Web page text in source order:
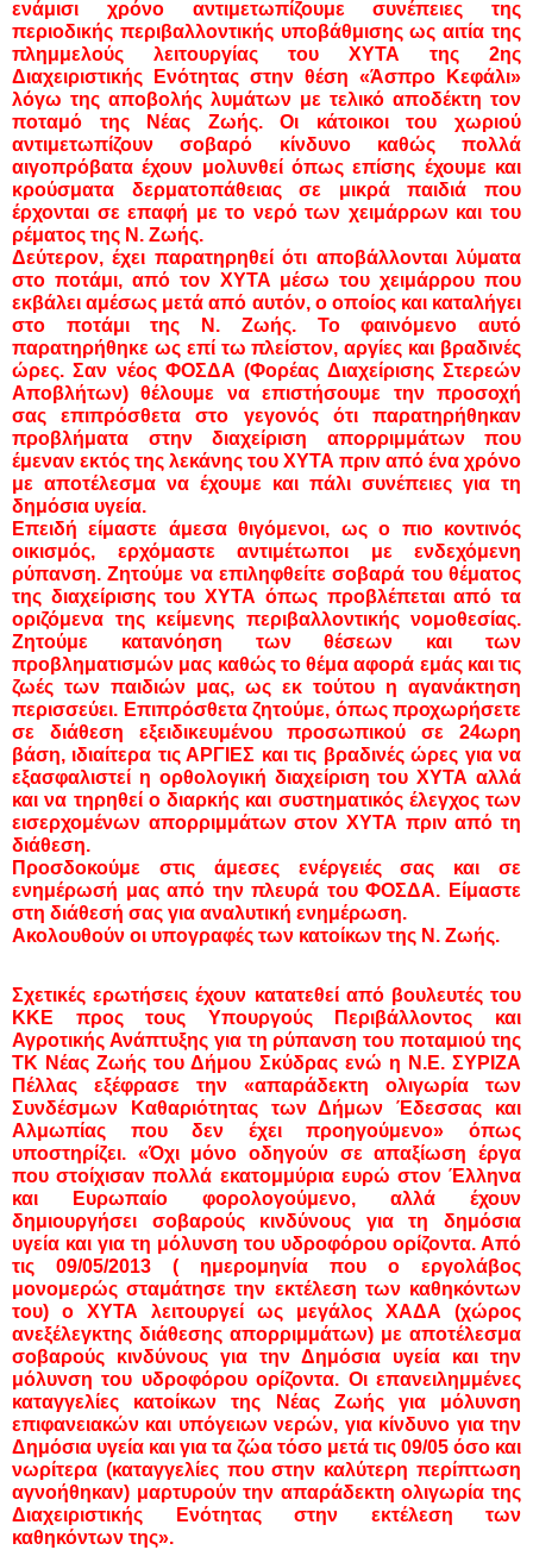
ενάμισι χρόνο αντιμετωπίζουμε συνέπειες της
περιοδικής περιβαλλοντικής υποβάθμισης ως αιτία της
πλημμελούς λειτουργίας του ΧΥΤΑ της 2ης
Διαχειριστικής Ενότητας στην θέση «Άσπρο Κεφάλι»
λόγω της αποβολής λυμάτων με τελικό αποδέκτη τον
ποταμό της Νέας Ζωής. Οι κάτοικοι του χωριού
αντιμετωπίζουν σοβαρό κίνδυνο καθώς πολλά
αιγοπρόβατα έχουν μολυνθεί όπως επίσης έχουμε και
κρούσματα δερματοπάθειας σε μικρά παιδιά που
έρχονται σε επαφή με το νερό των χειμάρρων και του
ρέματος της Ν. Ζωής.
Δεύτερον, έχει παρατηρηθεί ότι αποβάλλονται λύματα
στο ποτάμι, από τον ΧΥΤΑ μέσω του χειμάρρου που
εκβάλει αμέσως μετά από αυτόν, ο οποίος και καταλήγει
στο ποτάμι της Ν. Ζωής. Το φαινόμενο αυτό
παρατηρήθηκε ως επί τω πλείστον, αργίες και βραδινές
ώρες. Σαν νέος ΦΟΣΔΑ (Φορέας Διαχείρισης Στερεών
Αποβλήτων) θέλουμε να επιστήσουμε την προσοχή
σας επιπρόσθετα στο γεγονός ότι παρατηρήθηκαν
προβλήματα στην διαχείριση απορριμμάτων που
έμεναν εκτός της λεκάνης του ΧΥΤΑ πριν από ένα χρόνο
με αποτέλεσμα να έχουμε και πάλι συνέπειες για τη
δημόσια υγεία.
Επειδή είμαστε άμεσα θιγόμενοι, ως ο πιο κοντινός
οικισμός, ερχόμαστε αντιμέτωποι με ενδεχόμενη
ρύπανση. Ζητούμε να επιληφθείτε σοβαρά του θέματος
της διαχείρισης του ΧΥΤΑ όπως προβλέπεται από τα
οριζόμενα της κείμενης περιβαλλοντικής νομοθεσίας.
Ζητούμε κατανόηση των θέσεων και των
προβληματισμών μας καθώς το θέμα αφορά εμάς και τις
ζωές των παιδιών μας, ως εκ τούτου η αγανάκτηση
περισσεύει. Επιπρόσθετα ζητούμε, όπως προχωρήσετε
σε διάθεση εξειδικευμένου προσωπικού σε 24ωρη
βάση, ιδιαίτερα τις ΑΡΓΙΕΣ και τις βραδινές ώρες για να
εξασφαλιστεί η ορθολογική διαχείριση του ΧΥΤΑ αλλά
και να τηρηθεί ο διαρκής και συστηματικός έλεγχος των
εισερχομένων απορριμμάτων στον ΧΥΤΑ πριν από τη
διάθεση.
Προσδοκούμε στις άμεσες ενέργειές σας και σε
ενημέρωσή μας από την πλευρά του ΦΟΣΔΑ. Είμαστε
στη διάθεσή σας για αναλυτική ενημέρωση.
Ακολουθούν οι υπογραφές των κατοίκων της Ν. Ζωής.
Σχετικές ερωτήσεις έχουν κατατεθεί από βουλευτές του
ΚΚΕ προς τους Υπουργούς Περιβάλλοντος και
Αγροτικής Ανάπτυξης για τη ρύπανση του ποταμιού της
ΤΚ Νέας Ζωής του Δήμου Σκύδρας ενώ η Ν.Ε. ΣΥΡΙΖΑ
Πέλλας εξέφρασε την «απαράδεκτη ολιγωρία των
Συνδέσμων Καθαριότητας των Δήμων Έδεσσας και
Αλμωπίας που δεν έχει προηγούμενο» όπως
υποστηρίζει. «Όχι μόνο οδηγούν σε απαξίωση έργα
που στοίχισαν πολλά εκατομμύρια ευρώ στον Έλληνα
και Ευρωπαίο φορολογούμενο, αλλά έχουν
δημιουργήσει σοβαρούς κινδύνους για τη δημόσια
υγεία και για τη μόλυνση του υδροφόρου ορίζοντα. Από
τις 09/05/2013 ( ημερομηνία που ο εργολάβος
μονομερώς σταμάτησε την εκτέλεση των καθηκόντων
του) ο ΧΥΤΑ λειτουργεί ως μεγάλος ΧΑΔΑ (χώρος
ανεξέλεγκτης διάθεσης απορριμμάτων) με αποτέλεσμα
σοβαρούς κινδύνους για την Δημόσια υγεία και την
μόλυνση του υδροφόρου ορίζοντα. Οι επανειλημμένες
καταγγελίες κατοίκων της Νέας Ζωής για μόλυνση
επιφανειακών και υπόγειων νερών, για κίνδυνο για την
Δημόσια υγεία και για τα ζώα τόσο μετά τις 09/05 όσο και
νωρίτερα (καταγγελίες που στην καλύτερη περίπτωση
αγνοήθηκαν) μαρτυρούν την απαράδεκτη ολιγωρία της
Διαχειριστικής Ενότητας στην εκτέλεση των
καθηκόντων της».